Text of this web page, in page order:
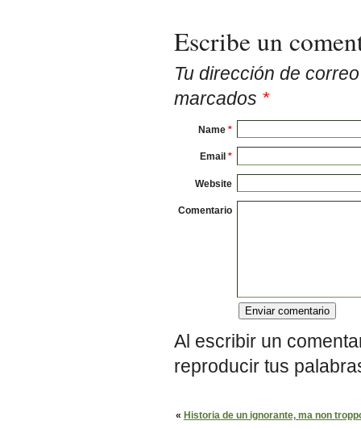
Escribe un
Tu dirección de
marcados *
Name *
Email *
Website
Comentario
Al escribir un
reproducir tus
« Historia de un ignorante, ma non